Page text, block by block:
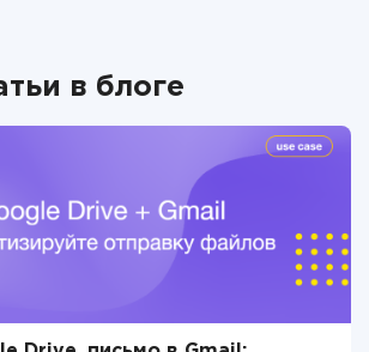
в блоге